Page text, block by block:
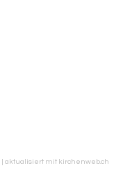
| aktualisiert mit kirchenweb.ch